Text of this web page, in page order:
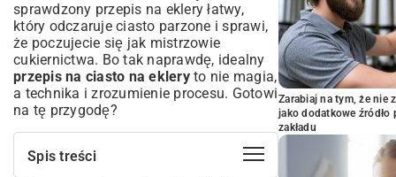
sprawdzony przepis na eklery łatwy,
który odczaruje ciasto parzone i sprawi,
że poczujecie się jak mistrzowie
cukiernictwa. Bo tak naprawdę, idealny
przepis na ciasto na ekleryto nie magia,
a technika i zrozumienie procesu. Gotowi
na tę przygodę?
Spis treści
Zarabiaj na tym, że nie
jako dodatkowe
zakładu